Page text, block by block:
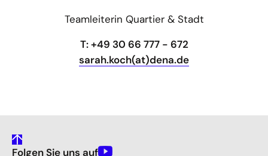
Teamleiterin Quartier & Stadt
T: +49 30 66 777 - 672
sarah.koch(at)dena.de
gehe
Folgen Sie uns auf